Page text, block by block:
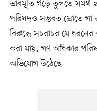
ভাবমূর্তি গড়ে তুলতে সমর্থ
পরিষদও সম্ভবত স্রোতে
বিরুদ্ধে সচরাচর যে
করা যায়, গণ অধিকার
অভিযোগ উঠেছে।